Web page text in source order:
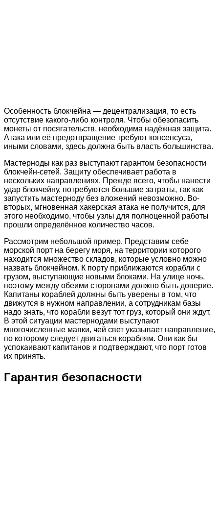
Особенность блокчейна — децентрализация, то есть
отсутствие какого-либо контроля. Чтобы обезопасить
монеты от посягательств, необходима надёжная защита.
Атака или её предотвращение требуют консенсуса,
иными словами, здесь должна быть власть большинства.
Мастерноды как раз выступают гарантом безопасности
блокчейн-сетей. Защиту обеспечивает работа в
нескольких направлениях. Прежде всего, чтобы нанести
удар блокчейну, потребуются большие затраты, так как
запустить мастерноду без вложений невозможно. Во-
вторых, мгновенная хакерская атака не получится, для
этого необходимо, чтобы узлы для полноценной работы
прошли определённое количество часов.
Рассмотрим небольшой пример. Представим себе
морской порт на берегу моря, на территории которого
находится множество складов, которые условно можно
назвать блокчейном. К порту приближаются корабли с
грузом, выступающие новыми блоками. На улице ночь,
поэтому между обеими сторонами должно быть доверие.
Капитаны кораблей должны быть уверены в том, что
движутся в нужном направлении, а сотрудникам базы
надо знать, что корабли везут тот груз, который они ждут.
В этой ситуации мастернодами выступают
многочисленные маяки, чей свет указывает направление,
по которому следует двигаться кораблям. Они как бы
успокаивают капитанов и подтверждают, что порт готов
их принять.
Гарантия безопасности